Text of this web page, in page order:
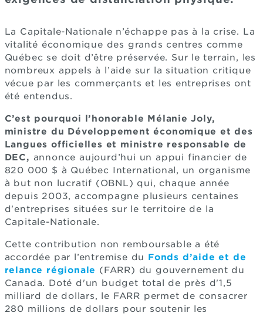
La Capitale-Nationale n’échappe pas à la crise. La
vitalité économique des grands centres comme
Québec se doit d’être préservée. Sur le terrain, les
nombreux appels à l’aide sur la situation critique
vécue par les commerçants et les entreprises ont
été entendus.
C’est pourquoi l’honorable Mélanie Joly,
ministre du Développement économique et des
Langues officielles et ministre responsable de
DEC, annonce aujourd’hui un appui financier de
820 000 $ à Québec International, un organisme
à but non lucratif (OBNL) qui, chaque année
depuis 2003, accompagne plusieurs centaines
d'entreprises situées sur le territoire de la
Capitale-Nationale.
Cette contribution non remboursable a été
accordée par l’entremise du Fonds d’aide et de
relance régionale (FARR) du gouvernement du
Canada. Doté d'un budget total de près d'1,5
milliard de dollars, le FARR permet de consacrer
280 millions de dollars pour soutenir les